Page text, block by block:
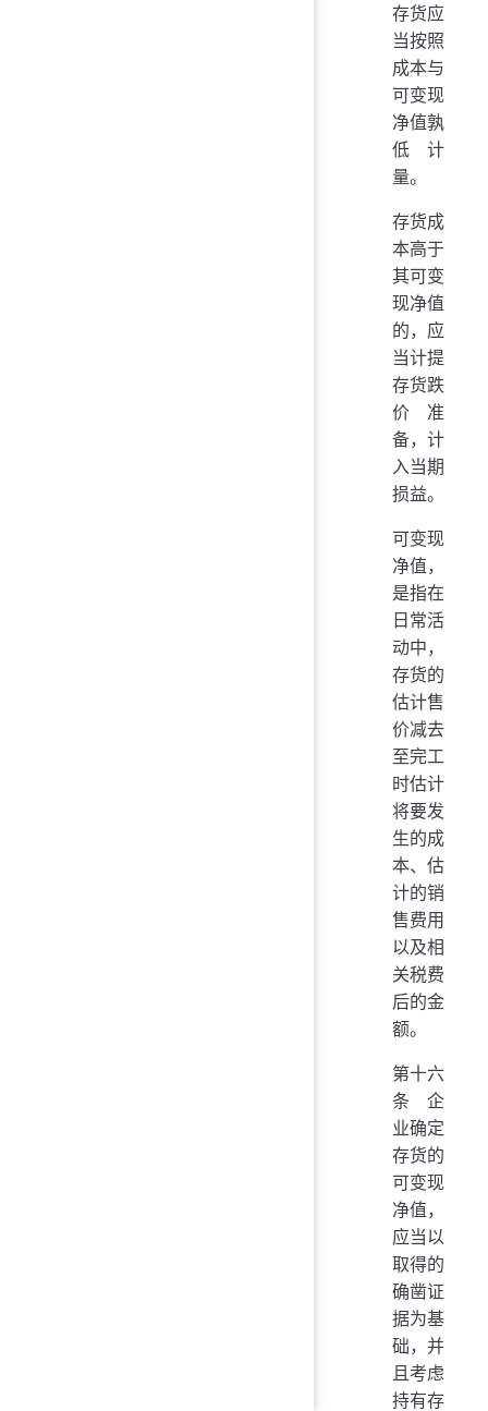
存货应
当按照
成本与
可变现
净值孰
低计
量。
存货成
本高于
其可变
现净值
的，应
当计提
存货跌
价准
备，计
入当期
损益。
可变现
净值，
是指在
日常活
动中，
存货的
估计售
价减去
至完工
时估计
将要发
生的成
本、估
计的销
售费用
以及相
关税费
后的金
额。
第十六
条 企
业确定
存货的
可变现
净值，
应当以
取得的
确凿证
据为基
础，并
且考虑
持有存